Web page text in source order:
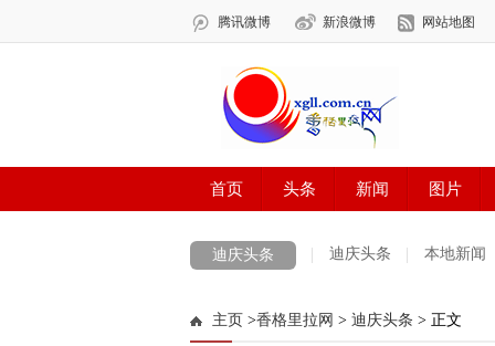
迪庆头条 迪庆头条 本地新闻
主页 >香格里拉网 > 迪庆头条 > 正文